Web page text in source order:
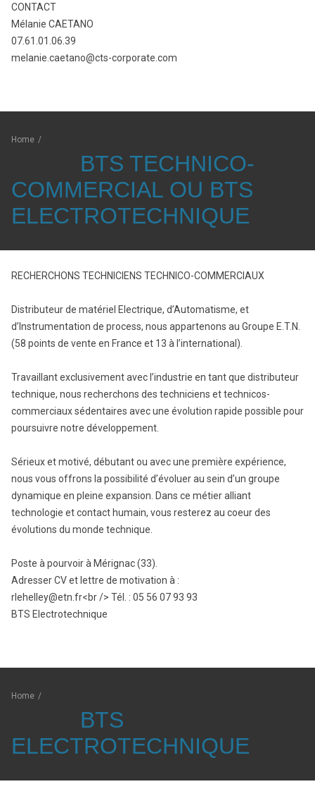
CONTACT
Mélanie CAETANO
07.61.01.06.39
melanie.caetano@cts-corporate.com
Home /
BTS TECHNICO-
COMMERCIAL OU BTS
ELECTROTECHNIQUE
RECHERCHONS TECHNICIENS TECHNICO-COMMERCIAUX
Distributeur de matériel Electrique, d’Automatisme, et
d’Instrumentation de process, nous appartenons au Groupe E.T.N.
(58 points de vente en France et 13 à l’international).
Travaillant exclusivement avec l’industrie en tant que distributeur
technique, nous recherchons des techniciens et technicos-
commerciaux sédentaires avec une évolution rapide possible pour
poursuivre notre développement.
Sérieux et motivé, débutant ou avec une première expérience,
nous vous offrons la possibilité d’évoluer au sein d’un groupe
dynamique en pleine expansion. Dans ce métier alliant
technologie et contact humain, vous resterez au coeur des
évolutions du monde technique.
Poste à pourvoir à Mérignac (33).
Adresser CV et lettre de motivation à :
rlehelley@etn.fr<br /> Tél. : 05 56 07 93 93
BTS Electrotechnique
Home /
BTS
ELECTROTECHNIQUE